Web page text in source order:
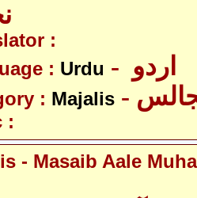
:
: Urdu
: Majalis
:
- Masaib Aale